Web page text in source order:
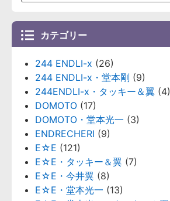
カテゴリー
244 ENDLI-x (26)
244 ENDLI-x・堂本剛 (9)
244ENDLI-x・タッキー＆翼 (4)
DOMOTO (17)
DOMOTO・堂本光一 (3)
ENDRECHERI (9)
E☆E (121)
E☆E・タッキー＆翼 (7)
E☆E・今井翼 (8)
E☆E・堂本光一 (13)